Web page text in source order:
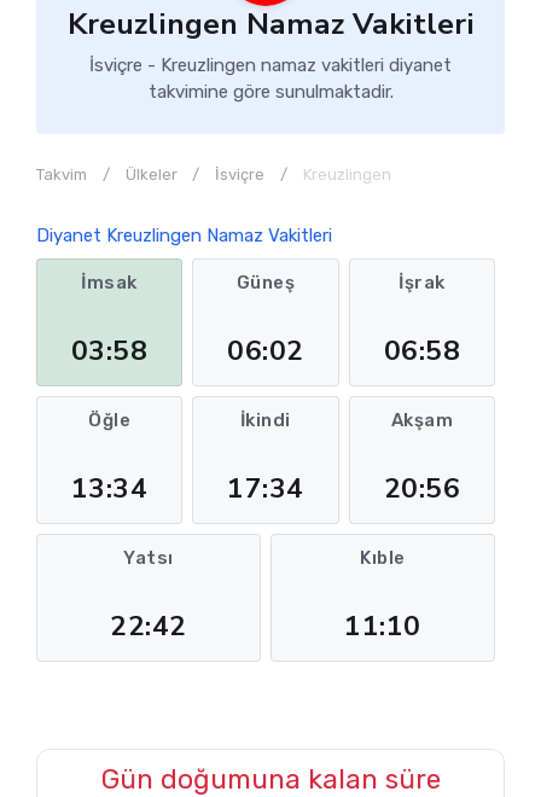
Kreuzlingen Namaz Vakitleri
İsviçre - Kreuzlingen namaz vakitleri diyanet
takvimine göre sunulmaktadir.
Takvim Ülkeler İsviçre Kreuzlingen
Diyanet Kreuzlingen Namaz Vakitleri
İmsak
03:58
Güneş
06:02
İşrak
06:58
Öğle
13:34
İkindi
17:34
Akşam
20:56
Yatsı
22:42
Kıble
11:10
Gün doğumuna kalan süre